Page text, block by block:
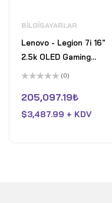
BILGISAYARLAR
Lenovo - Legion 7i 16"
2.5k OLED Gaming
Laptop - Intel Core Ultra
- NVIDIA GeForce RTX
5070 - 1TB SSD -
üzerinden
0
aldı
(0)
205,097.19₺
$3,487.99 + KDV